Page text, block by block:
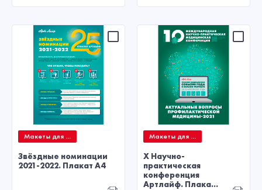
Макеты для ...
Звёздные номинации
2021-2022. Плакат А4
Макеты для ...
X Научно-
практическая
конференция
Артлайф. Плака...